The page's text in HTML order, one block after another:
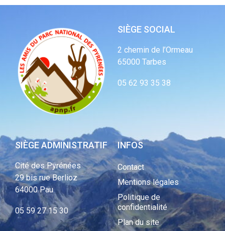
SIÈGE SOCIAL
2 chemin de l’Ormeau
65000 Tarbes
05 62 93 35 38
SIÈGE ADMINISTRATIF
Cité des Pyrénées
29 bis rue Berlioz
64000 Pau
05 59 27 15 30
INFOS
Contact
Mentions légales
Politique de
confidentialité
Plan du site